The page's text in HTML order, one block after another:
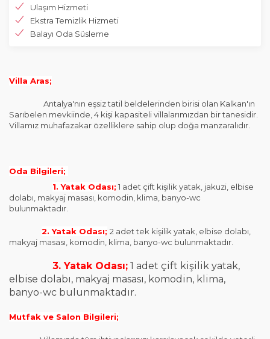
Ulaşım Hizmeti
Ekstra Temizlik Hizmeti
Balayı Oda Süsleme
Villa Aras;
Antalya'nın eşsiz tatil beldelerinden birisi olan Kalkan'ın
Sarıbelen mevkiinde, 4 kişi kapasiteli villalarımızdan bir tanesidir.
Villamız muhafazakar özelliklere sahip olup doğa manzaralıdır.
Oda Bilgileri;
1. Yatak Odası; 1 adet çift kişilik yatak, jakuzi, elbise
dolabı, makyaj masası, komodin, klima, banyo-wc
bulunmaktadır.
2. Yatak Odası; 2 adet tek kişilik yatak, elbise dolabı,
makyaj masası, komodin, klima, banyo-wc bulunmaktadır.
3. Yatak Odası; 1 adet çift kişilik yatak,
elbise dolabı, makyaj masası, komodin, klima,
banyo-wc bulunmaktadır.
Mutfak ve Salon Bilgileri;